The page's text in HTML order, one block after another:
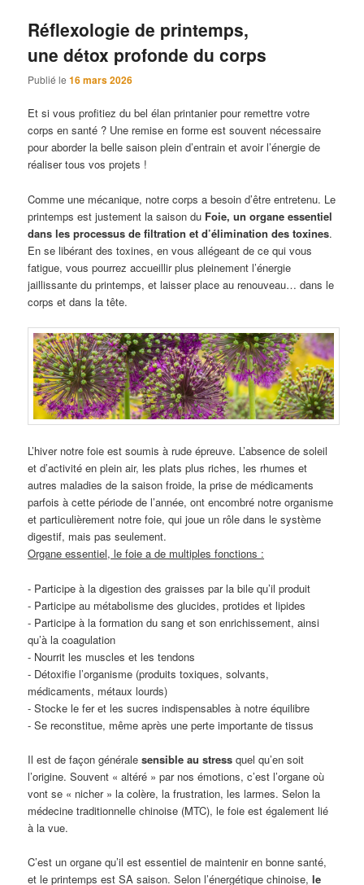
Réflexologie de printemps,
une détox profonde du corps
Publié le16 mars 2026
Et si vous profitiez du bel élan printanier pour remettre votre
corps en santé ? Une remise en forme est souvent nécessaire
pour aborder la belle saison plein d’entrain et avoir l’énergie de
réaliser tous vos projets !
Comme une mécanique, notre corps a besoin d’être entretenu. Le
printemps est justement la saison du Foie, un organe essentiel
dans les processus de filtration et d’élimination des toxines.
En se libérant des toxines, en vous allégeant de ce qui vous
fatigue, vous pourrez accueillir plus pleinement l’énergie
jaillissante du printemps, et laisser place au renouveau… dans le
corps et dans la tête.
L’hiver notre foie est soumis à rude épreuve. L’absence de soleil
et d’activité en plein air, les plats plus riches, les rhumes et
autres maladies de la saison froide, la prise de médicaments
parfois à cette période de l’année, ont encombré notre organisme
et particulièrement notre foie, qui joue un rôle dans le système
digestif, mais pas seulement.
Organe essentiel, le foie a de multiples fonctions :
- Participe à la digestion des graisses par la bile qu’il produit
- Participe au métabolisme des glucides, protides et lipides
- Participe à la formation du sang et son enrichissement, ainsi
qu’à la coagulation
- Nourrit les muscles et les tendons
- Détoxifie l’organisme (produits toxiques, solvants,
médicaments, métaux lourds)
- Stocke le fer et les sucres indispensables à notre équilibre
- Se reconstitue, même après une perte importante de tissus
Il est de façon généralesensible au stress quel qu’en soit
l’origine. Souvent « altéré » par nos émotions, c’est l’organe où
vont se « nicher » la colère, la frustration, les larmes. Selon la
médecine traditionnelle chinoise (MTC), le foie est également lié
à la vue.
C’est un organe qu’il est essentiel de maintenir en bonne santé,
et le printemps est SA saison. Selon l’énergétique chinoise,le